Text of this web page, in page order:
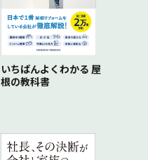
いちばんよくわかる 屋
根の教科書